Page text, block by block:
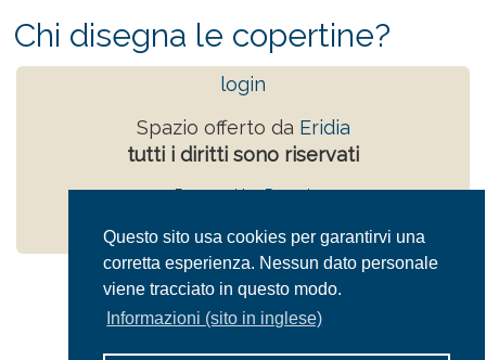
Questo sito usa cookies per garantirvi una
corretta esperienza. Nessun dato personale
viene tracciato in questo modo.
Informazioni (sito in inglese)
Chi disegna le copertine?
login
Spazio offerto da Eridia
tutti i diritti sono riservati
Powered byDrupal